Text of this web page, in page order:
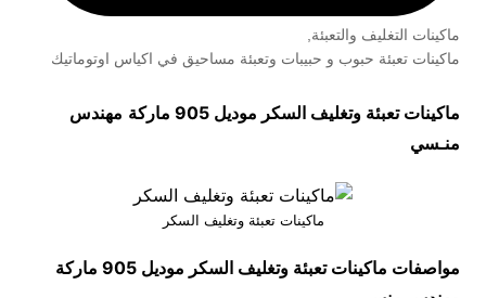
ماكينات التغليف والتعبئة,
ماكينات تعبئة حبوب و حبيبات وتعبئة مساحيق في اكياس اوتوماتيك
ماكينات تعبئة وتغليف السكر موديل 905 ماركة
مهندس
منـسي
ماكينات تعبئة وتغليف السكر
مواصفات ماكينات تعبئة وتغليف السكر
موديل 905 ماركة